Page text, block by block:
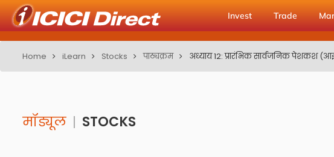
Invest Trade
Home iLearn Stocks पाठ्यक्रम अध्याय 12: प्रारंभिक सार्वजनिक पेशकश
मॉड्यूल STOCKS